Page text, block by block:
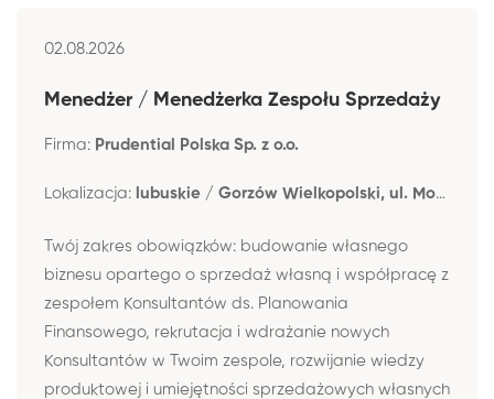
02.08.2026
Menedżer / Menedżerka Zespołu Sprzedaży
Firma: Prudential Polska Sp. z o.o.
Lokalizacja: lubuskie / Gorzów Wielkopolski, ul. Mostowa 12
Twój zakres obowiązków: budowanie własnego
biznesu opartego o sprzedaż własną i współpracę z
zespołem Konsultantów ds. Planowania
Finansowego, rekrutacja i wdrażanie nowych
Konsultantów w Twoim zespole, rozwijanie wiedzy
produktowej i umiejętności sprzedażowych własnych